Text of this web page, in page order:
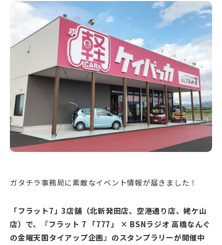
新潟市中央区 新潟市東区
新潟市北区
新潟市南区
新潟市江南区 新潟市秋葉区
新潟市西蒲区
村上・関川
新発田・聖籠
胎内・粟島
三条・加茂・田上
五泉・阿賀野・阿賀
燕・弥彦
小千谷・十日町・津南
魚沼・南魚沼・湯沢
柏崎・刈羽・出雲崎
上越・妙高・糸魚川
ご当地グルメ 食べ歩き
季節・期間限定
カフェ
居酒屋・バー 焼肉
パスタ
パン・ベーカリー
タレカツ・豚カツ
旨辛・激辛
定食・町定食 海鮮・鮨
そば・うどん
日本酒・新潟清酒
ワイン・クラフトビール
ケーキ・パフェ
ビアガーデン・暑気払い
忘新年会・歓送迎会
セミナー・講演会 花火大会
入場無料
住宅展示場
完成見学会 学生スポーツ アルビレックス
病院・クリニック
ラブラ万代・ラブラ2
ビルボードプレイスBP
新潟伊勢丹
ピア万代
リバーサイド千秋
パティオPATIO
冠婚葬祭
習い事・塾 通販・EC イベント
求人
官公庁・自治体
新潟市 チラシ
長岡・見附 チラシ
上越・妙高・糸魚川 チラシ
注目 チラシ
週末セール
火曜セール
オープン・リニューアルセール
周年祭・感謝祭セール
年末・初売りセール
ガタチラ事務局に素敵なイベント情報が届きました！
「フラット7」3店舗（北新発田店、空港通り店、姥ケ山
店）で、『フラット 7 「777」 × BSNラジオ 高橋なんぐ
の金曜天国タイアップ企画』のスタンプラリーが開催中